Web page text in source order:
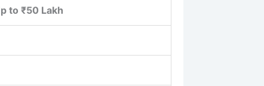
to ₹50 Lakh